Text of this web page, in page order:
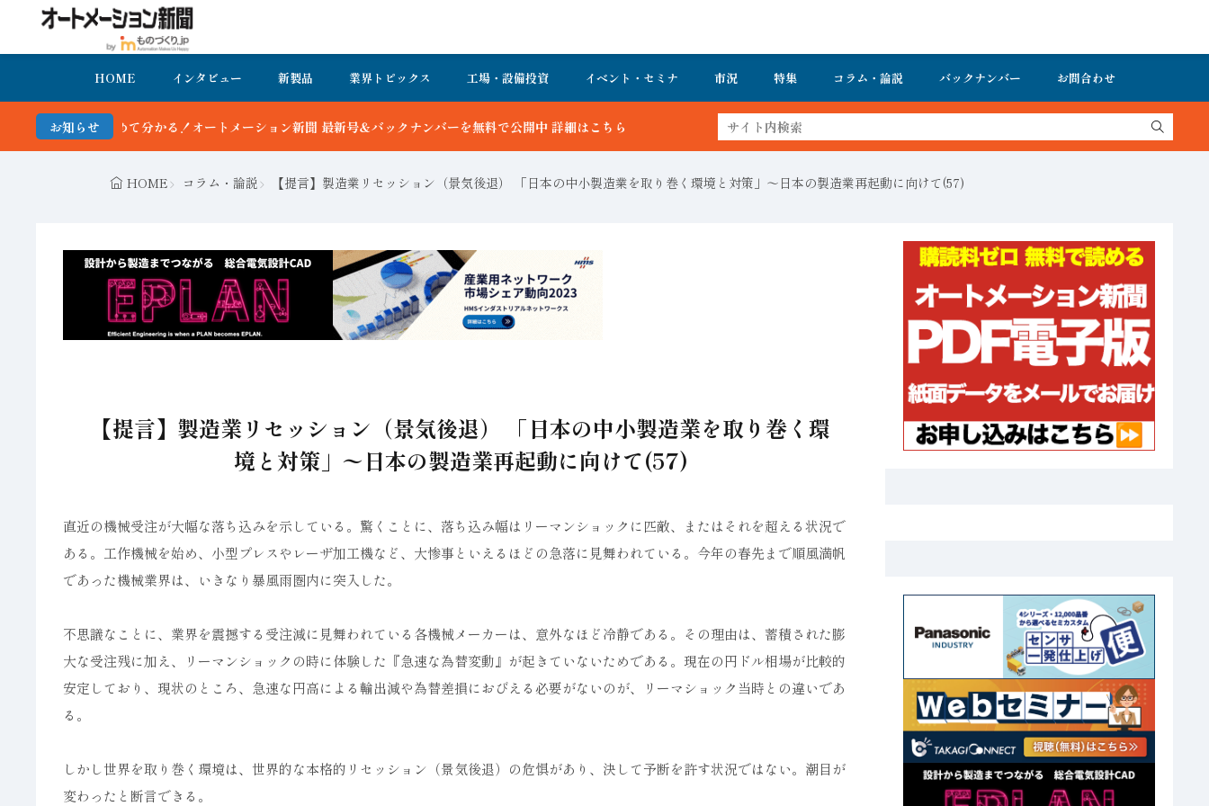
HOME インタビュー 新製品 業界トピックス 工場・設備投資 イベント・セミナ 市況 特集 コラム・論説 バックナンバー お問合わせ
お知らせ
！オートメーション新聞 最新号＆バックナンバーを無料で公開中 詳細はこちら
HOME コラム・論説 【提言】製造業リセッション（景気後退） 「日本の中小製造業を取り巻く環境と対策」〜日本の製造業再起動に向けて(57)
【提言】製造業リセッション（景気後退） 「日本の中小製造業を取り巻く環
境と対策」〜日本の製造業再起動に向けて(57)
直近の機械受注が大幅な落ち込みを示している。驚くことに、落ち込み幅はリーマンショックに匹敵、またはそれを超える状況で
ある。工作機械を始め、小型プレスやレーザ加工機など、大惨事といえるほどの急落に見舞われている。今年の春先まで順風満帆
であった機械業界は、いきなり暴風雨圏内に突入した。
不思議なことに、業界を震撼する受注減に見舞われている各機械メーカーは、意外なほど冷静である。その理由は、蓄積された膨
大な受注残に加え、リーマンショックの時に体験した『急速な為替変動』が起きていないためである。現在の円ドル相場が比較的
安定しており、現状のところ、急速な円高による輸出減や為替差損におびえる必要がないのが、リーマショック当時との違いであ
る。
しかし世界を取り巻く環境は、世界的な本格的リセッション（景気後退）の危惧があり、決して予断を許す状況ではない。潮目が
変わったと断言できる。